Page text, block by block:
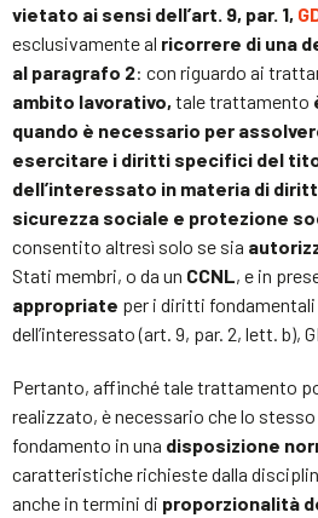
vietato ai sensi dell’art. 9, par. 1,
esclusivamente al ricorrere di una
al paragrafo 2: con riguardo ai
ambito lavorativo, tale trattamento
quando è necessario per
esercitare i diritti specifici del
dell’interessato in materia di
sicurezza sociale e protezione
consentito altresì solo se sia
Stati membri, o da un CCNL, e in
appropriate per i diritti
dell’interessato (art. 9, par. 2, lett. b),
Pertanto, affinché tale trattamento
realizzato, è necessario che lo
fondamento in una disposizione
caratteristiche richieste dalla
anche in termini di proporzionalità